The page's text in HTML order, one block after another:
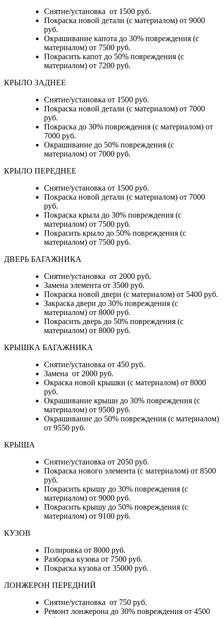
Снятие/установка от 1500 руб.
Покраска новой детали (с материалом) от 9000
руб.
Окрашивание капота до 30% повреждения (с
материалом) от 7500 руб.
Покрасить капот до 50% повреждения (с
материалом) от 7200 руб.
КРЫЛО ЗАДНЕЕ
Снятие/установка от 1500 руб.
Покраска новой детали (с материалом) от 7000
руб.
Покраска до 30% повреждения (с материалом) от
7000 руб.
Окрашивание до 50% повреждения (с
материалом) от 7000 руб.
КРЫЛО ПЕРЕДНЕЕ
Снятие/установка от 1500 руб.
Покраска новой детали (с материалом) от 7000
руб.
Покраска крыла до 30% повреждения (с
материалом) от 7500 руб.
Покрасить крыло до 50% повреждения (с
материалом) от 7500 руб.
ДВЕРЬ БАГАЖНИКА
Снятие/установка от 2000 руб.
Замена элемента от 3500 руб.
Покраска новой двери (с материалом) от 5400 руб.
Закраска двери до 30% повреждения (с
материалом) от 8000 руб.
Покрасить дверь до 50% повреждения (с
материалом) от 8000 руб.
КРЫШКА БАГАЖНИКА
Снятие/установка от 450 руб.
Замена от 2000 руб.
Окраска новой крышки (с материалом) от 8000
руб.
Окрашивание крыши до 30% повреждения (с
материалом) от 9500 руб.
Окрашивание до 50% повреждения (с материалом)
от 9550 руб.
КРЫША
Снятие/установка от 2050 руб.
Покраска нового элемента (с материалом) от 8500
руб.
Покрасить крышу до 30% повреждения (с
материалом) от 9000 руб.
Покрасить крышу до 50% повреждения (с
материалом) от 9100 руб.
КУЗОВ
Полировка от 8000 руб.
Разборка кузова от 7500 руб.
Покраска кузова от 35000 руб.
ЛОНЖЕРОН ПЕРЕДНИЙ
Снятие/установка от 750 руб.
Ремонт лонжерона до 30% повреждения от 4500